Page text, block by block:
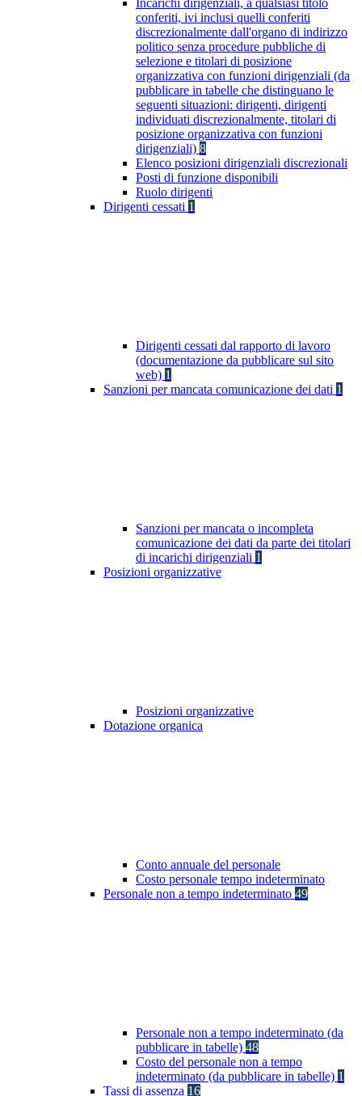
Incarichi dirigenziali, a qualsiasi titolo
conferiti, ivi inclusi quelli conferiti
discrezionalmente dall'organo di indirizzo
politico senza procedure pubbliche di
selezione e titolari di posizione
organizzativa con funzioni dirigenziali (da
pubblicare in tabelle che distinguano le
seguenti situazioni: dirigenti, dirigenti
individuati discrezionalmente, titolari di
posizione organizzativa con funzioni
dirigenziali) 8
Elenco posizioni dirigenziali discrezionali
Posti di funzione disponibili
Ruolo dirigenti
Dirigenti cessati 1
Dirigenti cessati dal rapporto di lavoro
(documentazione da pubblicare sul sito
web) 1
Sanzioni per mancata comunicazione dei dati 1
Sanzioni per mancata o incompleta
comunicazione dei dati da parte dei titolari
di incarichi dirigenziali 1
Posizioni organizzative
Posizioni organizzative
Dotazione organica
Conto annuale del personale
Costo personale tempo indeterminato
Personale non a tempo indeterminato 49
Personale non a tempo indeterminato (da
pubblicare in tabelle) 48
Costo del personale non a tempo
indeterminato (da pubblicare in tabelle) 1
Tassi di assenza 16